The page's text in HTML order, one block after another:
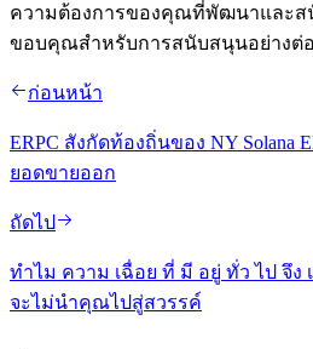
ความต้องการของคุณที่พัฒนาและ
ขอบคุณสําหรับการสนับสนุนอย่างต่อ
ก่อนหน้า
ERPC สังกัดท้องถิ่นของ NY Solana
ยอดขายออก
ถัดไป
ทําไม ความ เฉื่อย ที่ มี อยู่ ทั่ว ไป จึง เ
จะไม่นําคุณไปสู่สวรรค์